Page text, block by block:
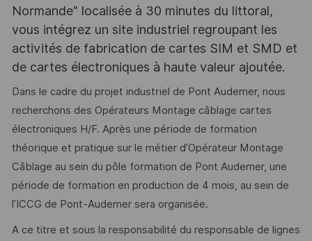
Normande" localisée à 30 minutes du littoral,
vous intégrez un site industriel regroupant les
activités de fabrication de cartes SIM et SMD et
de cartes électroniques à haute valeur ajoutée.
Dans le cadre du projet industriel de Pont Audemer, nous
recherchons des Opérateurs Montage câblage cartes
électroniques H/F. Après une période de formation
théorique et pratique sur le métier d’Opérateur Montage
Câblage au sein du pôle formation de Pont Audemer, une
période de formation en production de 4 mois, au sein de
l’ICCG de Pont-Audemer sera organisée.
A ce titre et sous la responsabilité du responsable de lignes